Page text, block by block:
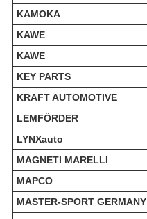
KAMOKA
KAWE
KAWE
KEY PARTS
KRAFT AUTOMOTIVE
LEMFÖRDER
LYNXauto
MAGNETI MARELLI
MAPCO
MASTER-SPORT GERMANY